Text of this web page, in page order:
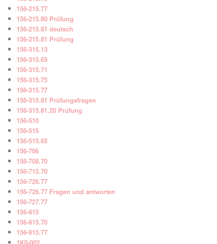
156-215.77
156-215.80 Prüfung
156-215.81 deutsch
156-215.81 Prüfung
156-315.13
156-315.65
156-315.71
156-315.75
156-315.77
156-315.81 Prüfungsfragen
156-315.81.20 Prüfung
156-510
156-515
156-515.65
156-706
156-708.70
156-715.70
156-726.77
156-726.77 Fragen und antworten
156-727.77
156-815
156-815.70
156-915.77